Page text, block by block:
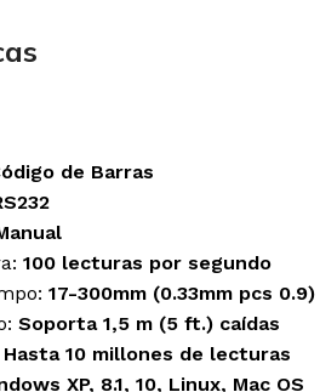
Logitech G
MONITORES
LG
Halion
Gigabyte
MSI
Razer
Gravastar
de Barras
100 lecturas por segundo
17-300mm (0.33mm pcs 0.9)
Soporta 1,5 m (5 ft.) caídas
Hasta 10 millones de lecturas
XP, 8.1, 10, Linux, Mac OS